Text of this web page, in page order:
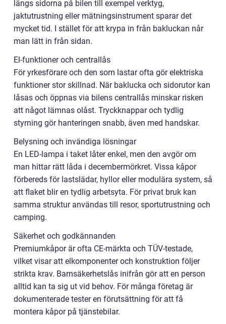
längs sidorna på bilen till exempel verktyg,
jaktutrustning eller mätningsinstrument sparar det
mycket tid. I stället för att krypa in från bakluckan når
man lätt in från sidan.
El-funktioner och centrallås
För yrkesförare och den som lastar ofta gör elektriska
funktioner stor skillnad. När baklucka och sidorutor kan
låsas och öppnas via bilens centrallås minskar risken
att något lämnas olåst. Tryckknappar och tydlig
styrning gör hanteringen snabb, även med handskar.
Belysning och invändiga lösningar
En LED-lampa i taket låter enkel, men den avgör om
man hittar rätt låda i decembermörkret. Vissa kåpor
förbereds för lastslädar, hyllor eller modulära system, så
att flaket blir en tydlig arbetsyta. För privat bruk kan
samma struktur användas till resor, sportutrustning och
camping.
Säkerhet och godkännanden
Premiumkåpor är ofta CE-märkta och TÜV-testade,
vilket visar att elkomponenter och konstruktion följer
strikta krav. Barnsäkerhetslås inifrån gör att en person
alltid kan ta sig ut vid behov. För många företag är
dokumenterade tester en förutsättning för att få
montera kåpor på tjänstebilar.